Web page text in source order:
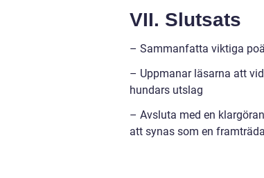
VII. Slutsats
– Sammanfatta viktiga
– Uppmanar läsarna att
hundars utslag
– Avsluta med en
att synas som en